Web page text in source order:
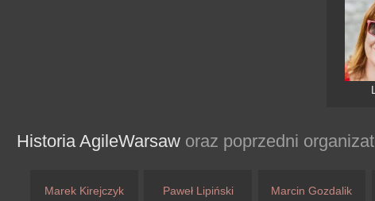
Historia AgileWarsaw oraz poprzedni
Marek Kirejczyk Paweł Lipiński Marcin Gozdalik